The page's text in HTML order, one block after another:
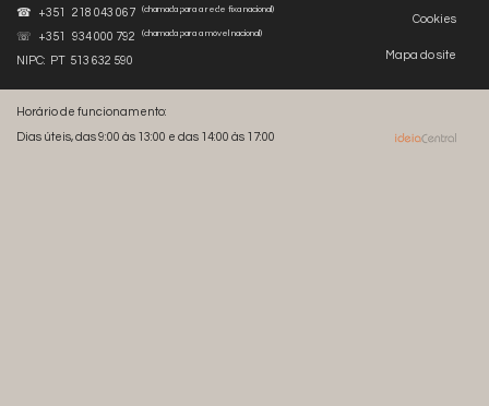
Cookies
Mapa do site
☎ +351 218 043 067
(chamada para a rede fixa nacional)
☏ +351 934 000 792 (chamada para a móvel nacional)
NIPC: PT 513 632 590
Horário de funcionamento:
Dias úteis, das 9:00 às 13:00 e das 14:00 às 17:00